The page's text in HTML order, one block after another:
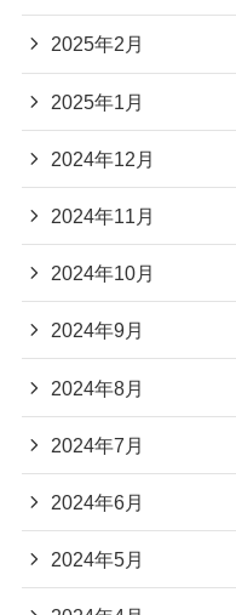
2025年2月
2025年1月
2024年12月
2024年11月
2024年10月
2024年9月
2024年8月
2024年7月
2024年6月
2024年5月